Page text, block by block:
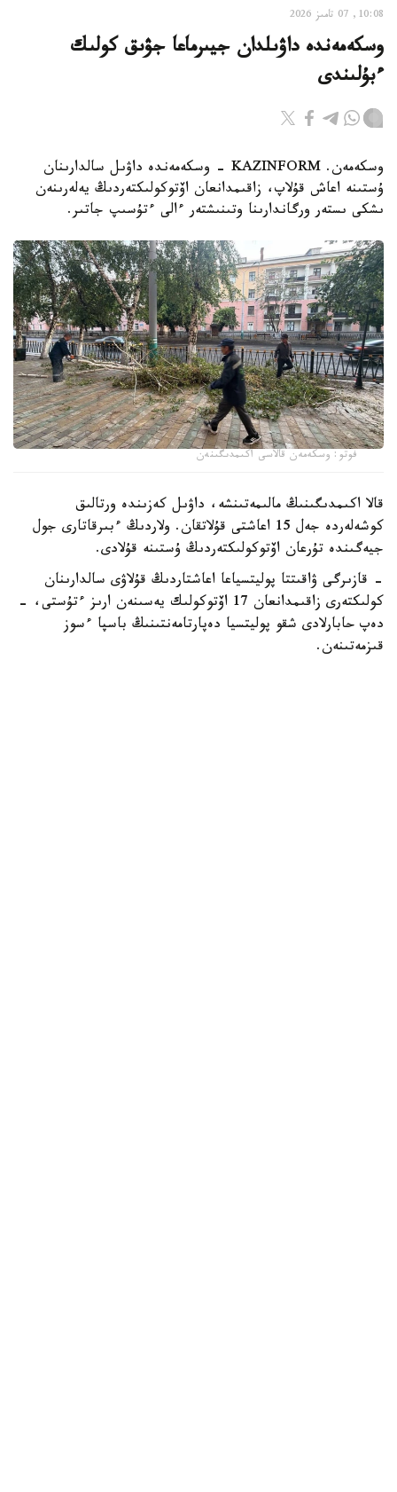
10:08, 07 تامىز 2026
وسكەمەندە داۋىلدان جيىرماعا جۋىق كولىك
ءبۇلىندى
وسكەمەن. KAZINFORM - وسكەمەندە داۋىل سالدارىنان
ۇستىنە اعاش قۇلاپ، زاقىمدانعان اۆتوكولىكتەردىڭ يەلەرىنەن
ىشكى ىستەر ورگاندارىنا وتىنىشتەر ءالى ءتۇسىپ جاتىر.
فوتو: وسكەمەن قالاسى اكىمدىگىنەن
قالا اكىمدىگىنىڭ مالىمەتىنشە، داۋىل كەزىندە ورتالىق
كوشەلەردە جەل 15 اعاشتى قۇلاتقان. ولاردىڭ ءبىرقاتارى جول
جيەگىندە تۇرعان اۆتوكولىكتەردىڭ ۇستىنە قۇلادى.
- قازىرگى ۋاقىتتا پوليتسياعا اعاشتاردىڭ قۇلاۋى سالدارىنان
كولىكتەرى زاقىمدانعان 17 اۆتوكولىك يەسىنەن ارىز ءتۇستى، -
دەپ حابارلادى شقو پوليتسيا دەپارتامەنتىنىڭ باسپا ءسوز
قىزمەتىنەن.